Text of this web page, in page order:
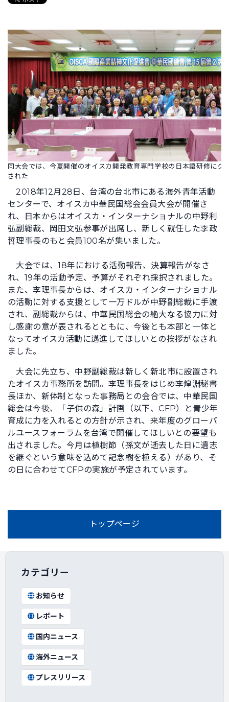
同大会では、今夏開催のオイスカ開発教育専門学校の日本語研修にグ
された
2018年12月28日、台湾の台北市にある海外青年活動
センターで、オイスカ中華民国総会会員大会が開催さ
れ、日本からはオイスカ・インターナショナルの中野利
弘副総裁、岡田文弘参事が出席し、新しく就任した李政
哲理事長のもと会員100名が集いました。
大会では、18年における活動報告、決算報告がなさ
れ、19年の活動予定、予算がそれぞれ採択されました。
また、李理事長からは、オイスカ・インターナショナル
の活動に対する支援として一万ドルが中野副総裁に手渡
され、副総裁からは、中華民国総会の絶大なる協力に対
し感謝の意が表されるとともに、今後とも本部と一体と
なってオイスカ活動に邁進してほしいとの挨拶がなされ
ました。
大会に先立ち、中野副総裁は新しく新北市に設置され
たオイスカ事務所を訪問。李理事長をはじめ李煌淵秘書
長ほか、新体制となった事務局との会合では、中華民国
総会は今後、「子供の森」計画（以下、CFP）と青少年
育成に力を入れるとの方針が示され、来年度のグローバ
ルユースフォーラムを台湾で開催してほしいとの要望も
出されました。今月は植樹節（孫文が逝去した日に遺志
を継ぐという意味を込めて記念樹を植える）があり、そ
の日に合わせてCFPの実施が予定されています。
トップページ
カテゴリー
お知らせ
レポート
国内ニュース
海外ニュース
プレスリリース